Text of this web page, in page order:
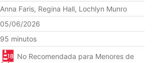
Anna Faris, Regina Hall, Lochlyn Munro
05/06/2026
95 minutos
No Recomendada para Menores de